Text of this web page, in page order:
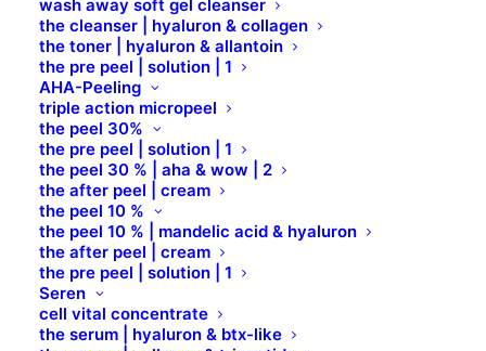
wash away soft gel cleanser
the cleanser | hyaluron & collagen
the toner | hyaluron & allantoin
the pre peel | solution | 1
AHA-Peeling
triple action micropeel
the peel 30%
the pre peel | solution | 1
the peel 30 % | aha & wow | 2
the after peel | cream
the peel 10 %
the peel 10 % | mandelic acid & hyaluron
the after peel | cream
the pre peel | solution | 1
Seren
cell vital concentrate
the serum | hyaluron & btx-like
NEEDLING PEN INFINITY CONTROL
NEEDLING PEN AESTHETIC CONTROL